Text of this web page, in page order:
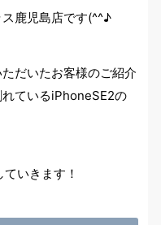
鹿児島店です(^^♪
だいたお客様のご紹介
ているiPhoneSE2の
いきます！